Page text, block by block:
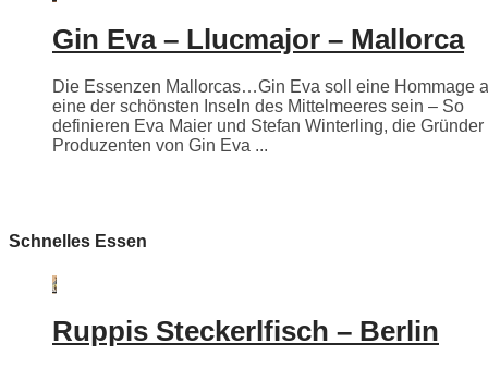
Gin Eva – Llucmajor – Mallorca
Die Essenzen Mallorcas…Gin Eva soll eine Hommage
eine der schönsten Inseln des Mittelmeeres sein – So
definieren Eva Maier und Stefan Winterling, die Gründer
Produzenten von Gin Eva ...
Schnelles Essen
Ruppis Steckerlfisch – Berlin